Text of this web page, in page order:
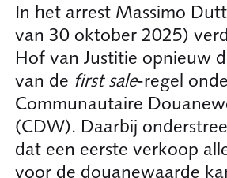
In het arrest Massimo
van 30 oktober 2025)
Hof van Justitie opnieuw
van de first sale-regel
Communautaire
(CDW). Daarbij
dat een eerste verkoop
voor de douanewaarde